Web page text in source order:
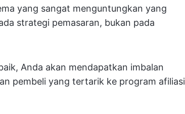
yang sangat menguntungkan yang
strategi pemasaran, bukan pada
Anda akan mendapatkan imbalan
pembeli yang tertarik ke program afiliasi